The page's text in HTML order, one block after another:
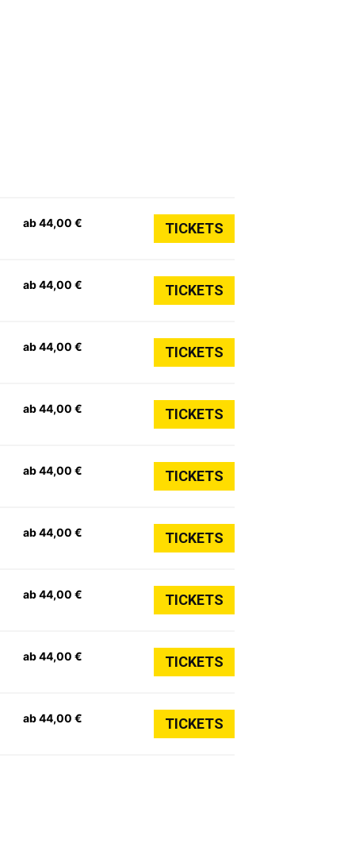
ab 44,00 € TICKETS
ab 44,00 € TICKETS
ab 44,00 € TICKETS
ab 44,00 € TICKETS
ab 44,00 € TICKETS
ab 44,00 € TICKETS
ab 44,00 € TICKETS
ab 44,00 € TICKETS
ab 44,00 € TICKETS